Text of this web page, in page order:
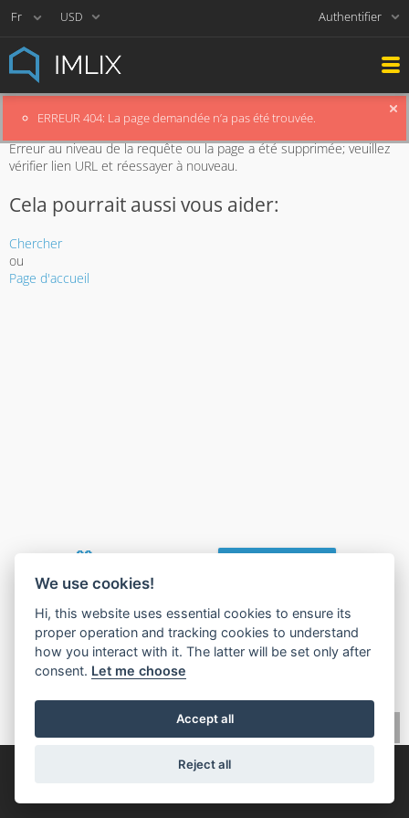
USD Authentifier
ERREUR 404: La page demandée n’a pas été trouvée.
La page demandée est non existante.
Erreur au niveau de la requête ou la page a été supprimée; veuillez
vérifier lien URL et réessayer à nouveau.
Cela pourrait aussi vous aider:
Chercher
ou
Page d'accueil
🧡
© 2026,
We use cookies!
Hi, this website uses essential cookies to ensure its
proper operation and tracking cookies to understand
how you interact with it. The latter will be set only after
consent. Let me choose
Accept all
Reject all